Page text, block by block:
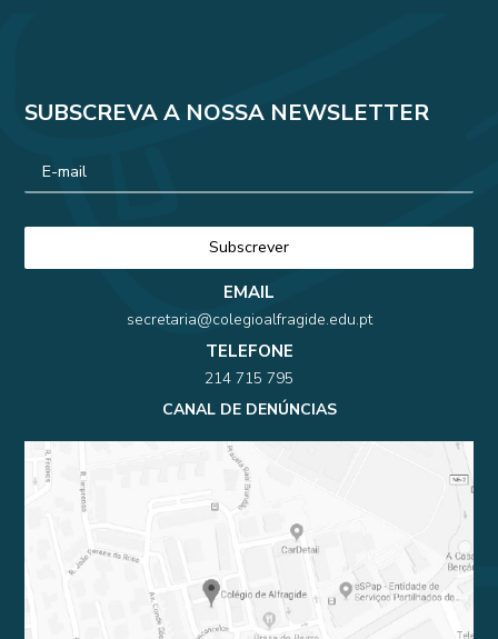
SUBSCREVA A NOSSA NEWSLETTER
EMAIL
secretaria@colegioalfragide.edu.pt
TELEFONE
214 715 795
CANAL DE DENÚNCIAS